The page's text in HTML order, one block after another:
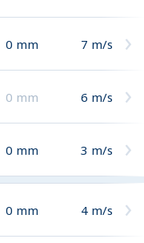
0 mm 7 m/s
0 mm 6 m/s
0 mm 3 m/s
0 mm 4 m/s